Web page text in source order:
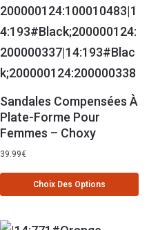
Sandales Compensées À
Plate-Forme Pour
Femmes – Choxy
39.99€
Choix Des Options